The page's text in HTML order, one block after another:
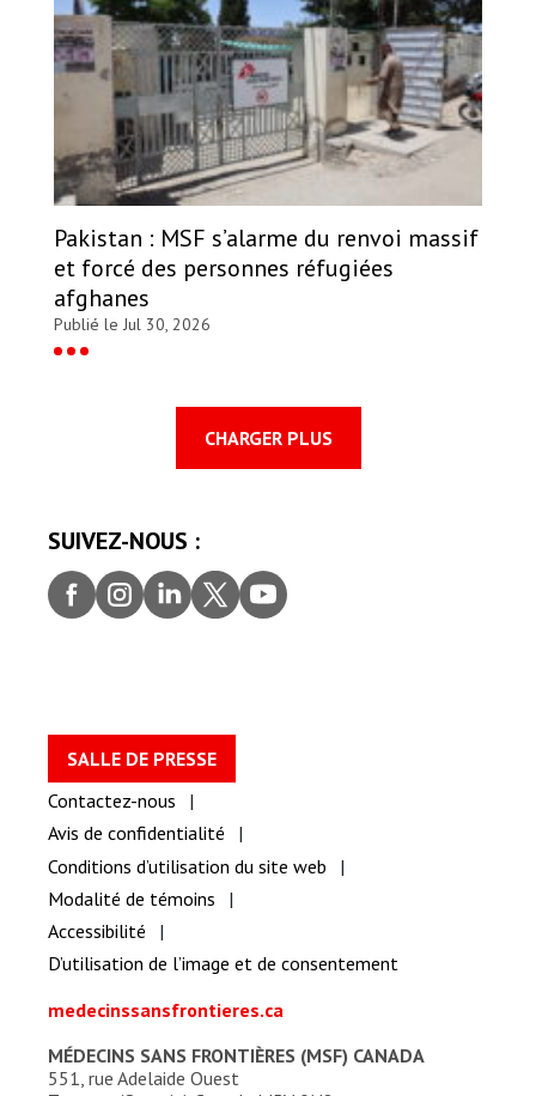
Pakistan : MSF s’alarme du renvoi massif
et forcé des personnes réfugiées
afghanes
Publié le Jul 30, 2026
CHARGER PLUS
SUIVEZ-NOUS :
Faceb
ook
Insta
gram
Linke
dIn
Twitt
er
youtu
be
SALLE DE PRESSE
Contactez-nous
Avis de confidentialité
Conditions d’utilisation du site web
Modalité de témoins
Accessibilité
D’utilisation de l’image et de consentement
medecinssansfrontieres.ca
MÉDECINS SANS FRONTIÈRES (MSF) CANADA
551, rue Adelaide Ouest